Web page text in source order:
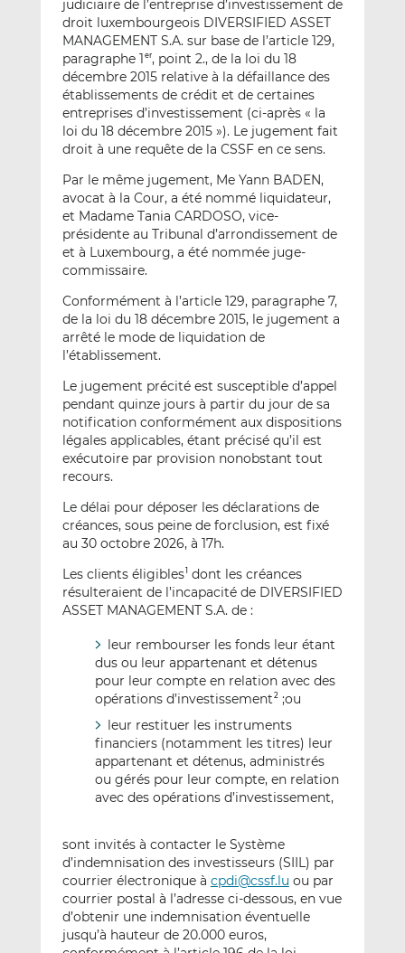
nk
judiciaire de l’entreprise d’investissement de
droit luxembourgeois DIVERSIFIED ASSET
MANAGEMENT S.A. sur base de l’article 129,
paragraphe 1 er, point 2., de la loi du 18
décembre 2015 relative à la défaillance des
établissements de crédit et de certaines
entreprises d’investissement (ci-après « la
loi du 18 décembre 2015 »). Le jugement fait
droit à une requête de la CSSF en ce sens.
Par le même jugement, Me Yann BADEN,
avocat à la Cour, a été nommé liquidateur,
et Madame Tania CARDOSO, vice-
présidente au Tribunal d’arrondissement de
et à Luxembourg, a été nommée juge-
commissaire.
Conformément à l’article 129, paragraphe 7,
de la loi du 18 décembre 2015, le jugement a
arrêté le mode de liquidation de
l’établissement.
Le jugement précité est susceptible d’appel
pendant quinze jours à partir du jour de sa
notification conformément aux dispositions
légales applicables, étant précisé qu’il est
exécutoire par provision nonobstant tout
recours.
Le délai pour déposer les déclarations de
créances, sous peine de forclusion, est fixé
au 30 octobre 2026, à 17h.
Les clients éligibles dont les créances
résulteraient de l’incapacité de DIVERSIFIED
ASSET MANAGEMENT S.A. de :
leur rembourser les fonds leur étant
dus ou leur appartenant et détenus
pour leur compte en relation avec des
opérations d’investissement 2;ou
leur restituer les instruments
financiers (notamment les titres) leur
appartenant et détenus, administrés
ou gérés pour leur compte, en relation
avec des opérations d’investissement,
sont invités à contacter le Système
d’indemnisation des investisseurs (SIIL) par
courrier électronique à cpdi@cssf.lu ou par
courrier postal à l’adresse ci-dessous, en vue
d’obtenir une indemnisation éventuelle
jusqu’à hauteur de 20.000 euros,